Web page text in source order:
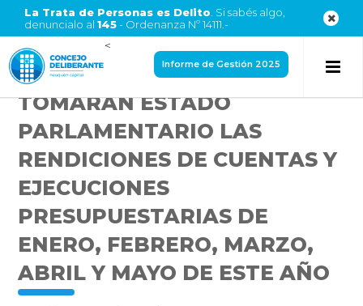
La Trata de Personas es Delito . Si sabés algo,
denuncialo al 145- Ordenanza Nº 14111.-
<
Informe de Gestión 2025
TOMARÁN ESTADO
PARLAMENTARIO LAS
RENDICIONES DE CUENTAS Y
EJECUCIONES
PRESUPUESTARIAS DE
ENERO, FEBRERO, MARZO,
ABRIL Y MAYO DE ESTE AÑO